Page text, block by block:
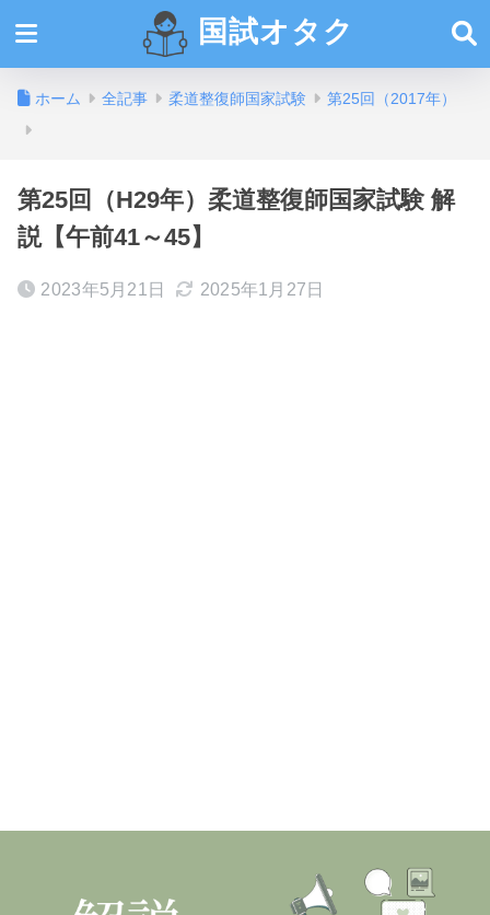
国試オタク
ホーム 全記事 柔道整復師国家試験 第25回（2017年）
第25回（H29年）柔道整復師国家試験 解
説【午前41～45】
2023年5月21日 2025年1月27日